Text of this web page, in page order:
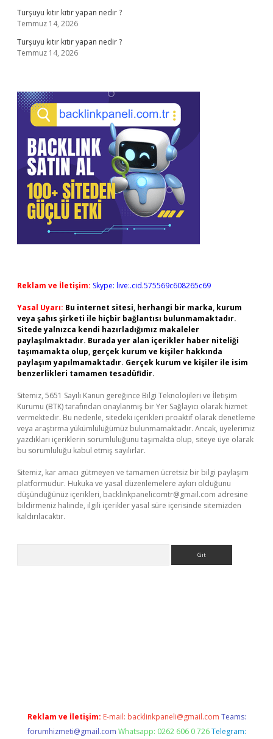
Turşuyu kıtır kıtır yapan nedir ?
Temmuz 14, 2026
Turşuyu kıtır kıtır yapan nedir ?
Temmuz 14, 2026
Reklam ve İletişim: Skype: live:.cid.575569c608265c69
Yasal Uyarı: Bu internet sitesi, herhangi bir marka, kurum
veya şahıs şirketi ile hiçbir bağlantısı bulunmamaktadır.
Sitede yalnızca kendi hazırladığımız makaleler
paylaşılmaktadır. Burada yer alan içerikler haber niteliği
taşımamakta olup, gerçek kurum ve kişiler hakkında
paylaşım yapılmamaktadır. Gerçek kurum ve kişiler ile isim
benzerlikleri tamamen tesadüfidir.
Sitemiz, 5651 Sayılı Kanun gereğince Bilgi Teknolojileri ve İletişim
Kurumu (BTK) tarafından onaylanmış bir Yer Sağlayıcı olarak hizmet
vermektedir. Bu nedenle, sitedeki içerikleri proaktif olarak denetleme
veya araştırma yükümlülüğümüz bulunmamaktadır. Ancak, üyelerimiz
yazdıkları içeriklerin sorumluluğunu taşımakta olup, siteye üye olarak
bu sorumluluğu kabul etmiş sayılırlar.
Sitemiz, kar amacı gütmeyen ve tamamen ücretsiz bir bilgi paylaşım
platformudur. Hukuka ve yasal düzenlemelere aykırı olduğunu
düşündüğünüz içerikleri, backlinkpanelicomtr@gmail.com adresine
bildirmeniz halinde, ilgili içerikler yasal süre içerisinde sitemizden
kaldırılacaktır.
Reklam ve İletişim: E-mail: backlinkpaneli@gmail.com Teams:
forumhizmeti@gmail.com Whatsapp: 0262 606 0 726 Telegram: